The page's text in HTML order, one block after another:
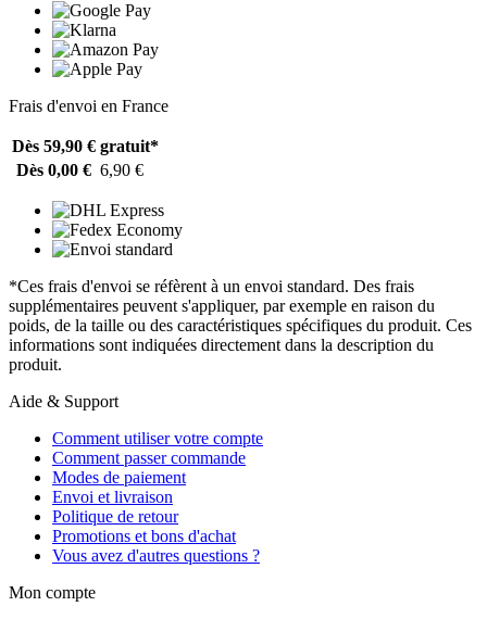
Frais d'envoi en France
Dès 59,90 € gratuit*
Dès 0,00 € 6,90 €
*Ces frais d'envoi se réfèrent à un envoi standard. Des frais
supplémentaires peuvent s'appliquer, par exemple en raison du
poids, de la taille ou des caractéristiques spécifiques du produit. Ces
informations sont indiquées directement dans la description du
produit.
Aide & Support
Comment utiliser votre compte
Comment passer commande
Modes de paiement
Envoi et livraison
Politique de retour
Promotions et bons d'achat
Vous avez d'autres questions ?
Mon compte